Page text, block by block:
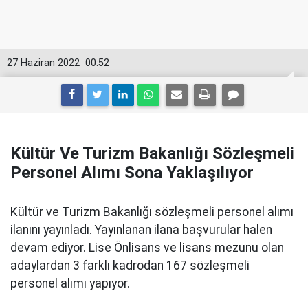
00:52
27 Haziran 2022
Kültür Ve Turizm Bakanlığı Sözleşmeli
Personel Alımı Sona Yaklaşılıyor
Kültür ve Turizm Bakanlığı sözleşmeli personel alımı
ilanını yayınladı. Yayınlanan ilana başvurular halen
devam ediyor. Lise Önlisans ve lisans mezunu olan
adaylardan 3 farklı kadrodan 167 sözleşmeli
personel alımı yapıyor.